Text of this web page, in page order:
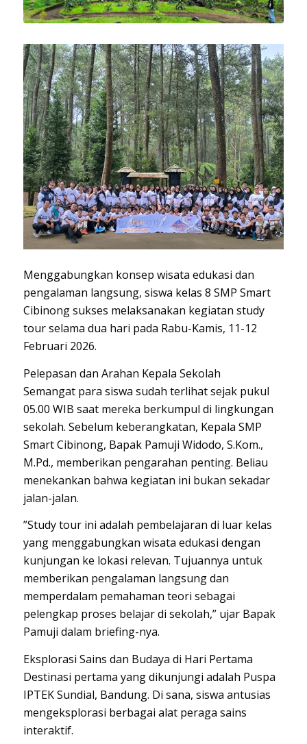
Menggabungkan konsep wisata edukasi dan
pengalaman langsung, siswa kelas 8 SMP Smart
Cibinong sukses melaksanakan kegiatan study
tour selama dua hari pada Rabu-Kamis, 11-12
Februari 2026.
​Pelepasan dan Arahan Kepala Sekolah
​Semangat para siswa sudah terlihat sejak pukul
05.00 WIB saat mereka berkumpul di lingkungan
sekolah. Sebelum keberangkatan, Kepala SMP
Smart Cibinong, Bapak Pamuji Widodo, S.Kom.,
M.Pd., memberikan pengarahan penting. Beliau
menekankan bahwa kegiatan ini bukan sekadar
jalan-jalan.
​”Study tour ini adalah pembelajaran di luar kelas
yang menggabungkan wisata edukasi dengan
kunjungan ke lokasi relevan. Tujuannya untuk
memberikan pengalaman langsung dan
memperdalam pemahaman teori sebagai
pelengkap proses belajar di sekolah,” ujar Bapak
Pamuji dalam briefing-nya.
​Eksplorasi Sains dan Budaya di Hari Pertama
​Destinasi pertama yang dikunjungi adalah Puspa
IPTEK Sundial, Bandung. Di sana, siswa antusias
mengeksplorasi berbagai alat peraga sains
interaktif.